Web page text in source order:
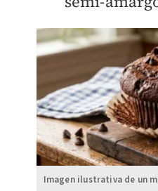
Imagen ilustrativa de un